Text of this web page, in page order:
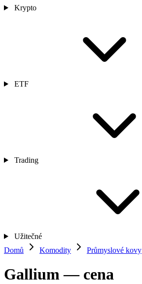
Krypto
ETF
Trading
Užitečné
Domů
Komodity Průmyslové kovy
Gallium — cena